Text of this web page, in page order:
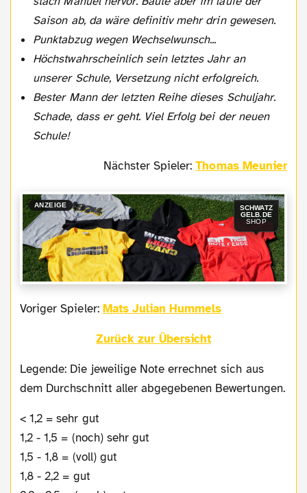
Saison ab, da wäre definitiv mehr drin gewesen.
Punktabzug wegen Wechselwunsch...
Höchstwahrscheinlich sein letztes Jahr an
unserer Schule, Versetzung nicht erfolgreich.
Bester Mann der letzten Reihe dieses Schuljahr.
Schade, dass er geht. Viel Erfolg bei der neuen
Schule!
Nächster Spieler:Thomas Meunier
ANZEIGE
SCHWATZ
GELB.DE
SHOP
Voriger Spieler: Mats Julian Hummels
Zurück zur Übersicht
Legende: Die jeweilige Note errechnet sich aus
dem Durchschnitt aller abgegebenen Bewertungen.
< 1,2 = sehr gut
1,2 - 1,5 = (noch) sehr gut
1,5 - 1,8 = (voll) gut
1,8 - 2,2 = gut